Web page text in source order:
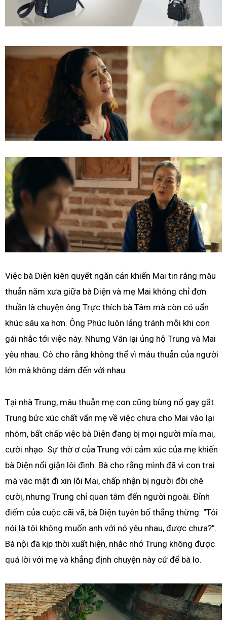
Việc bà Diện kiên quyết ngăn cản khiến Mai tin rằng mâu
thuẫn năm xưa giữa bà Diện và mẹ Mai không chỉ đơn
thuần là chuyện ông Trực thích bà Tâm mà còn có uẩn
khúc sâu xa hơn. Ông Phúc luôn lảng tránh mỗi khi con
gái nhắc tới việc này. Nhưng Vân lại ủng hộ Trung và Mai
yêu nhau. Cô cho rằng không thể vì mâu thuẫn của người
lớn mà không dám đến với nhau.
Tại nhà Trung, mâu thuẫn mẹ con cũng bùng nổ gay gắt.
Trung bức xúc chất vấn mẹ về việc chưa cho Mai vào lại
nhóm, bất chấp việc bà Diện đang bị mọi người mỉa mai,
cười nhạo. Sự thờ ơ của Trung với cảm xúc của mẹ khiến
bà Diện nổi giận lôi đình. Bà cho rằng mình đã vì con trai
mà vác mặt đi xin lỗi Mai, chấp nhận bị người đời chê
cười, nhưng Trung chỉ quan tâm đến người ngoài. Đỉnh
điểm của cuộc cãi vã, bà Diện tuyên bố thẳng thừng: “Tôi
nói là tôi không muốn anh với nó yêu nhau, được chưa?”.
Bà nội đã kịp thời xuất hiện, nhắc nhở Trung không được
quá lời với mẹ và khẳng định chuyện này cứ để bà lo.